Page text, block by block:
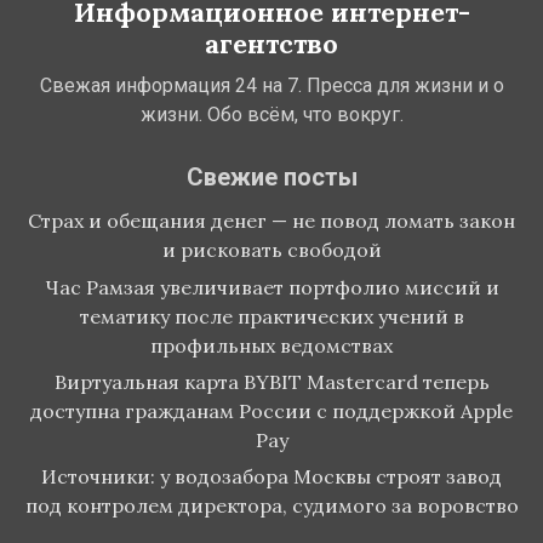
Информационное интернет-
агентство
Свежая информация 24 на 7. Пресса для жизни и о
жизни. Обо всём, что вокруг.
Свежие посты
Страх и обещания денег — не повод ломать закон
и рисковать свободой
Час Рамзая увеличивает портфолио миссий и
тематику после практических учений в
профильных ведомствах
Виртуальная карта BYBIT Mastercard теперь
доступна гражданам России с поддержкой Apple
Pay
Источники: у водозабора Москвы строят завод
под контролем директора, судимого за воровство